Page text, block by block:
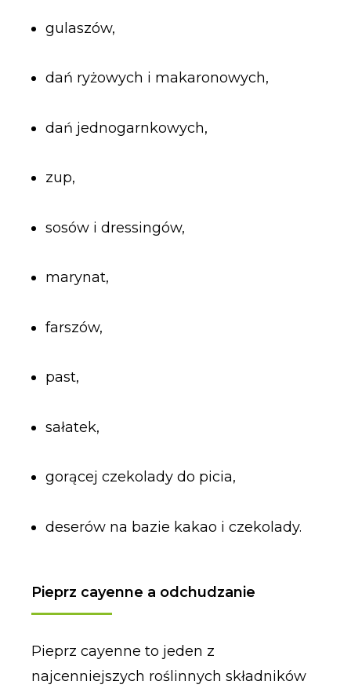
gulaszów,
dań ryżowych i makaronowych,
dań jednogarnkowych,
zup,
sosów i dressingów,
marynat,
farszów,
past,
sałatek,
gorącej czekolady do picia,
deserów na bazie kakao i czekolady.
Pieprz cayenne a odchudzanie
Pieprz cayenne to jeden z
najcenniejszych roślinnych składników